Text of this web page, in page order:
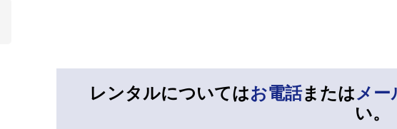
レンタルについてはお電話またはメー
い。